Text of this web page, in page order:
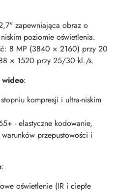
zapewniająca obraz o
poziomie oświetlenia.
8 MP (3840 × 2160) przy 20
× 1520 przy 25/30 kl./s.
:
kompresji i ultra-niskim
- elastyczne kodowanie,
przepustowości i
:
oświetlenie (IR i ciepłe